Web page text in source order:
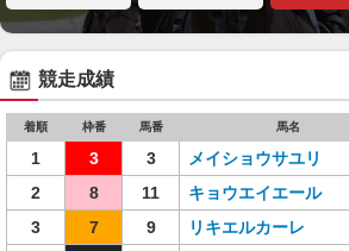
競走成績
着順 枠番 馬番 馬名
1 3 3 メイショウサユリ
2
8 11 キョウエイエール
3
7 9 リキエルカーレ